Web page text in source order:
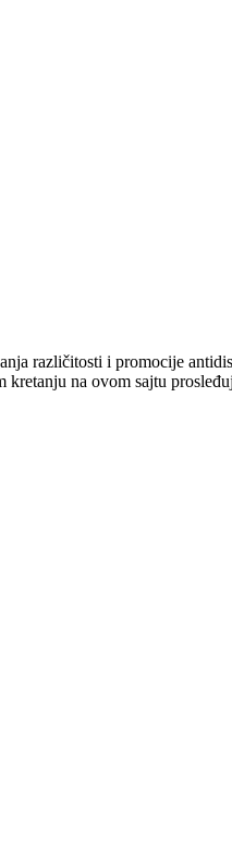
različitosti i promocije
kretanju na ovom sajtu